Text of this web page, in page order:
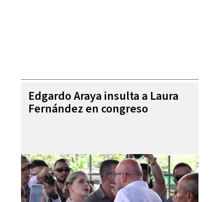
Edgardo Araya insulta a Laura
Fernández en congreso